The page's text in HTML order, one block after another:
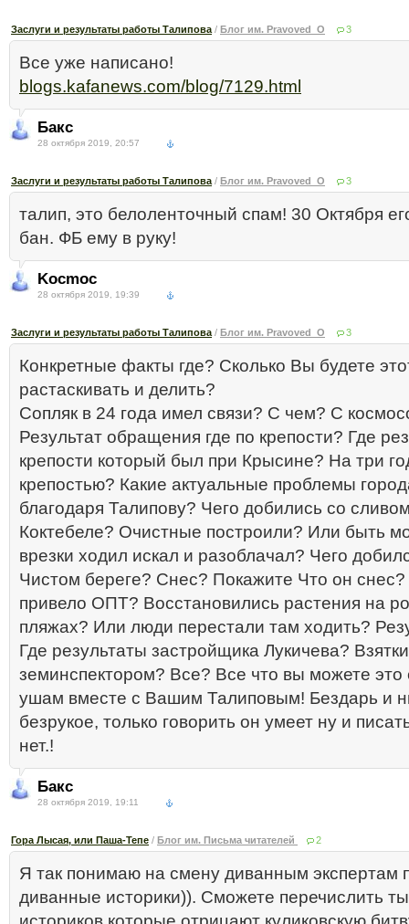
Заслуги и результаты работы Талипова / Блог им. Pravoved_O 3
Все уже написано!
blogs.kafanews.com/blog/7129.html
Бакс
28 октября 2019, 20:57
Заслуги и результаты работы Талипова / Блог им. Pravoved_O 3
талип, это белоленточный спам! 30 Октября
бан. ФБ ему в руку!
Kocmoc
28 октября 2019, 19:39
Заслуги и результаты работы Талипова / Блог им. Pravoved_O 3
Конкретные факты где? Сколько Вы будете
растаскивать и делить?
Сопляк в 24 года имел связи? С чем? С
Результат обращения где по крепости? Где
крепости который был при Крысине? На три
крепостью? Какие актуальные проблемы
благодаря Талипову? Чего добились со
Коктебеле? Очистные построили? Или быть
врезки ходил искал и разоблачал? Чего
Чистом береге? Снес? Покажите Что он
привело ОПТ? Восстановились растения на
пляжах? Или люди перестали там ходить?
Где результаты застройщика Лукичева?
земинспектором? Все? Все что вы можете это
ушам вместе с Вашим Талиповым! Бездарь и
безрукое, только говорить он умеет ну и
нет.!
Бакс
28 октября 2019, 19:11
Гора Лысая, или Паша-Тепе / Блог им. Письма читателей 2
Я так понимаю на смену диванным экспертам
диванные историки)). Сможете перечислить